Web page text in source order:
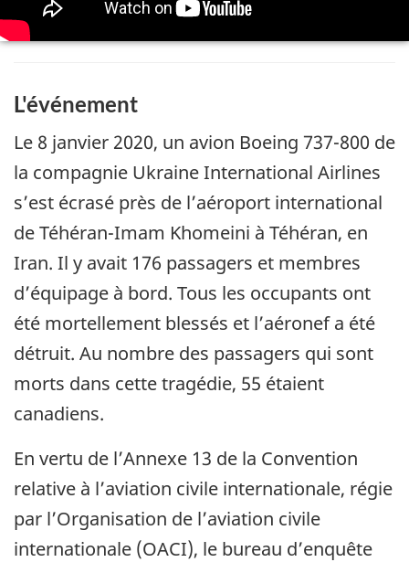
L'événement
Le 8 janvier 2020, un avion Boeing 737-800 de
la compagnie Ukraine International Airlines
s’est écrasé près de l’aéroport international
de Téhéran-Imam Khomeini à Téhéran, en
Iran. Il y avait 176 passagers et membres
d’équipage à bord. Tous les occupants ont
été mortellement blessés et l’aéronef a été
détruit. Au nombre des passagers qui sont
morts dans cette tragédie, 55 étaient
canadiens.
En vertu de l’Annexe 13 de la Convention
relative à l’aviation civile internationale, régie
par l’Organisation de l’aviation civile
internationale (OACI), le bureau d’enquête